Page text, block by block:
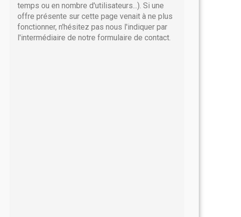
temps ou en nombre d'utilisateurs...). Si une
offre présente sur cette page venait à ne plus
fonctionner, n'hésitez pas nous l'indiquer par
l'intermédiaire de notre formulaire de contact.